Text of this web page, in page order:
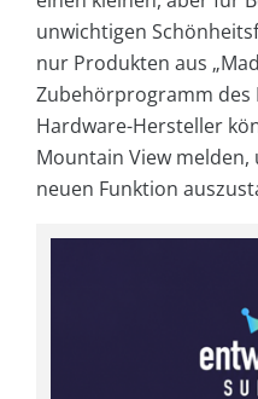
unwichtigen
nur Produkten aus
Zubehörprogramm des
Hardware-Hersteller
Mountain View
neuen Funktion